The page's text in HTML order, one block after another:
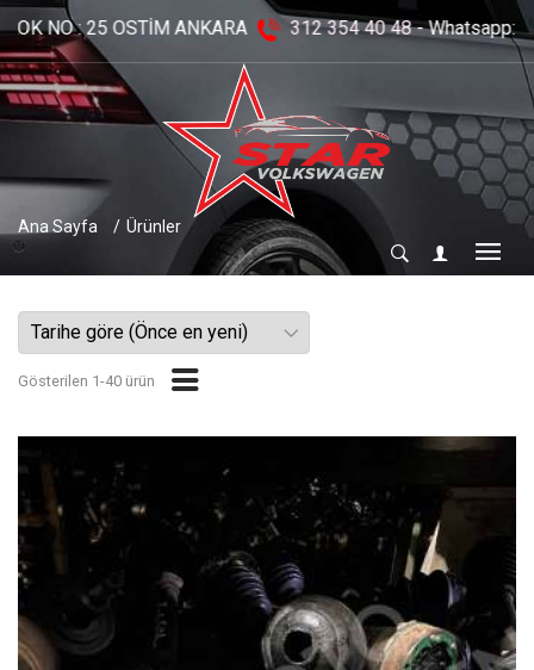
312 354 40 48 - Whatsapp: 0536 293 05 94 -
Ana Sayfa Ürünler
Gösterilen 1-40 ürün